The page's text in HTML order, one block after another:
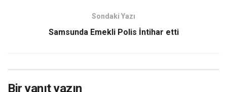
Sondaki Yazı
Samsunda Emekli Polis İntihar etti
Bir yanıt yazın